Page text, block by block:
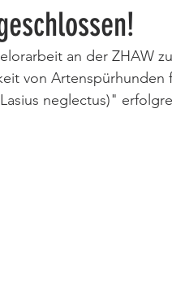
an der ZHAW
von Artenspürhunden
neglectus)"